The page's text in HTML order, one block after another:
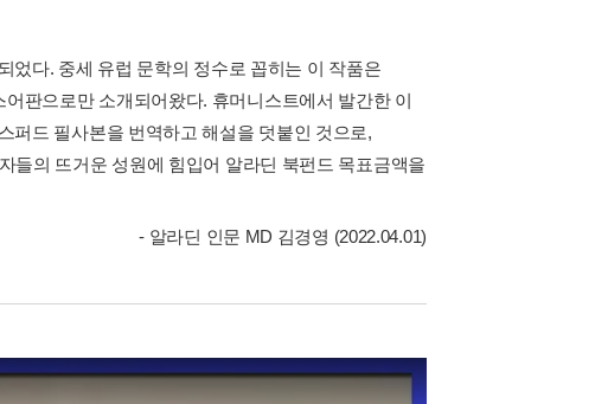
었다. 중세 유럽 문학의 정수로 꼽히는 이 작품은
판으로만 소개되어왔다. 휴머니스트에서 발간한 이
퍼드 필사본을 번역하고 해설을 덧붙인 것으로,
들의 뜨거운 성원에 힘입어 알라딘 북펀드 목표금액을
- 알라딘 인문 MD 김경영 (2022.04.01)